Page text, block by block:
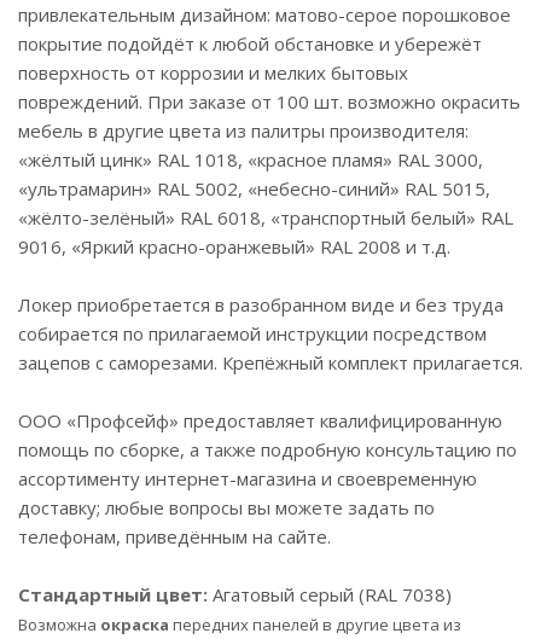
привлекательным дизайном: матово-серое порошковое
покрытие подойдёт к любой обстановке и убережёт
поверхность от коррозии и мелких бытовых
повреждений. При заказе от 100 шт. возможно окрасить
мебель в другие цвета из палитры производителя:
«жёлтый цинк» RAL 1018, «красное пламя» RAL 3000,
«ультрамарин» RAL 5002, «небесно-синий» RAL 5015,
«жёлто-зелёный» RAL 6018, «транспортный белый» RAL
9016, «Яркий красно-оранжевый» RAL 2008 и т.д.
Локер приобретается в разобранном виде и без труда
собирается по прилагаемой инструкции посредством
зацепов с саморезами. Крепёжный комплект прилагается.
ООО «Профсейф» предоставляет квалифицированную
помощь по сборке, а также подробную консультацию по
ассортименту интернет-магазина и своевременную
доставку; любые вопросы вы можете задать по
телефонам, приведённым на сайте.
Стандартный цвет: Агатовый серый (RAL 7038)
Возможна окраска передних панелей в другие цвета из